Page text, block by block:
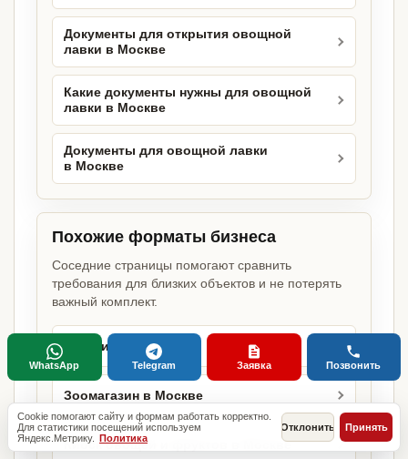
Документы для открытия овощной
лавки в Москве
Какие документы нужны для овощной
лавки в Москве
Документы для овощной лавки
в Москве
Похожие форматы бизнеса
Соседние страницы помогают сравнить
требования для близких объектов и не потерять
важный комплект.
Магазин в Москве
Зоомагазин в Москве
Киоск овощей и фруктов в Москве
Cookie помогают сайту и формам работать корректно.
Для статистики посещений используем
Яндекс.Метрику. Политика
Отклонить Принять
WhatsApp Telegram Заявка Позвонить